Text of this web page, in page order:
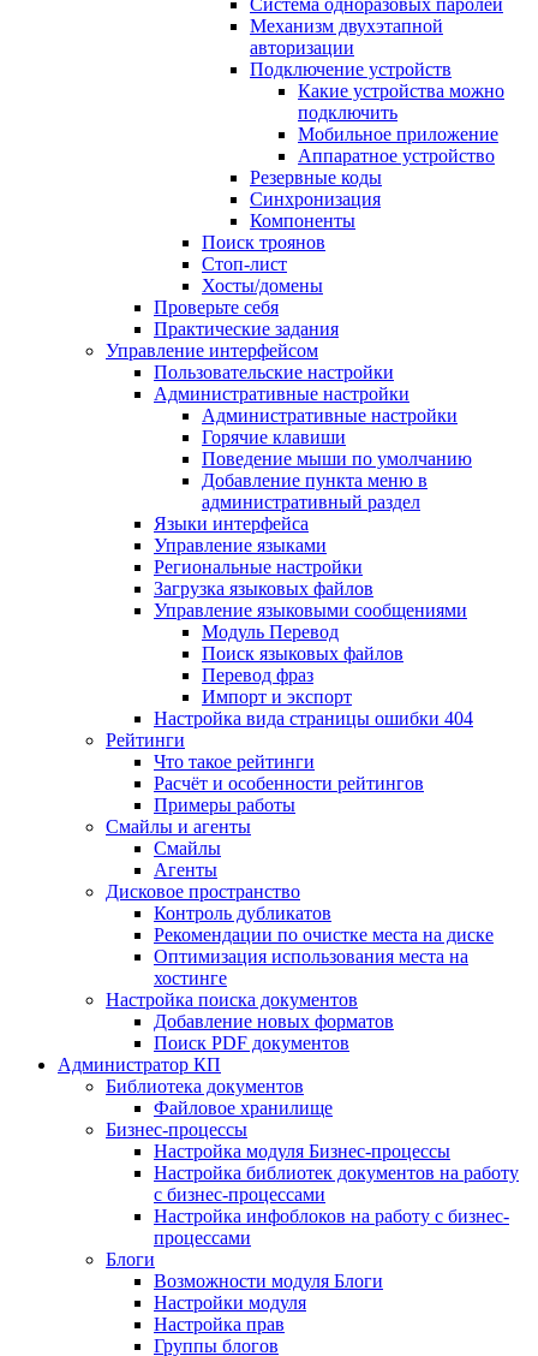
Система одноразовых паролей
Механизм двухэтапной
авторизации
Подключение устройств
Какие устройства можно
подключить
Мобильное приложение
Аппаратное устройство
Резервные коды
Синхронизация
Компоненты
Поиск троянов
Стоп-лист
Хосты/домены
Проверьте себя
Практические задания
Управление интерфейсом
Пользовательские настройки
Административные настройки
Административные настройки
Горячие клавиши
Поведение мыши по умолчанию
Добавление пункта меню в
административный раздел
Языки интерфейса
Управление языками
Региональные настройки
Загрузка языковых файлов
Управление языковыми сообщениями
Mодуль Перевод
Поиск языковых файлов
Перевод фраз
Импорт и экспорт
Настройка вида страницы ошибки 404
Рейтинги
Что такое рейтинги
Расчёт и особенности рейтингов
Примеры работы
Смайлы и агенты
Смайлы
Агенты
Дисковое пространство
Контроль дубликатов
Рекомендации по очистке места на диске
Оптимизация использования места на
хостинге
Настройка поиска документов
Добавление новых форматов
Поиск PDF документов
Администратор КП
Библиотека документов
Файловое хранилище
Бизнес-процессы
Настройка модуля Бизнес-процессы
Настройка библиотек документов на работу
с бизнес-процессами
Настройка инфоблоков на работу с бизнес-
процессами
Блоги
Возможности модуля Блоги
Настройки модуля
Настройка прав
Группы блогов